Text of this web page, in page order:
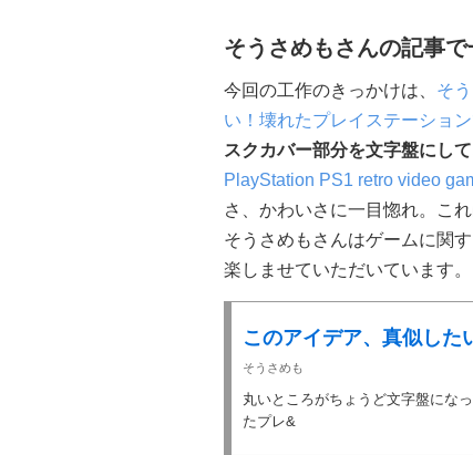
そうさめもさんの記事
今回の工作のきっかけは、 そ
い！壊れたプレイステーショ
スクカバー部分を文字盤にし
PlayStation PS1 retro video
さ、かわいさに一目惚れ。こ
そうさめもさんはゲームに関
楽しませていただいています。
このアイデア、真似した
そうさめも
丸いところがちょうど文字盤にな
たプレ&